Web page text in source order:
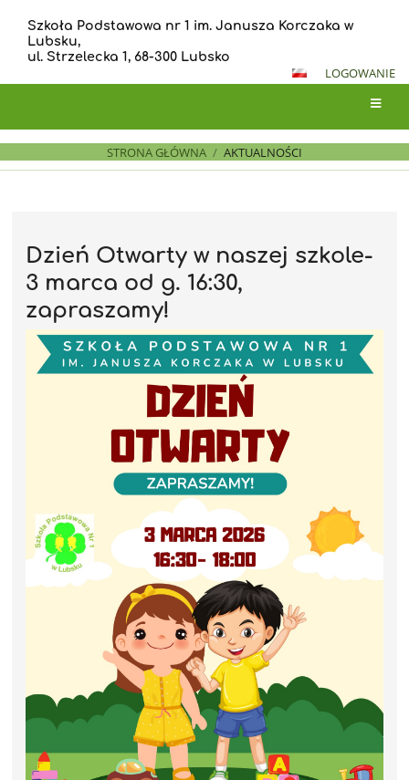
Szkoła Podstawowa nr 1 im. Janusza Korczaka w
Lubsku,
ul. Strzelecka 1, 68-300 Lubsko
LOGOWANIE
STRONA GŁÓWNA / AKTUALNOŚCI
Dzień Otwarty w naszej szkole-
3 marca od g. 16:30,
zapraszamy!